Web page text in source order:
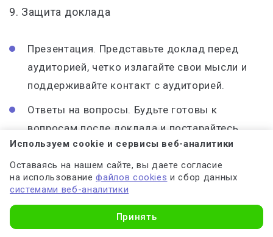
9. Защита доклада
Презентация. Представьте доклад перед
аудиторией, четко излагайте свои мысли и
поддерживайте контакт с аудиторией.
Ответы на вопросы. Будьте готовы к
вопросам после доклада и постарайтесь
аргументированно ответить на них, опираясь
на свой материал.
качественный доклад по социологии, который
Используем cookie и сервисы веб-аналитики
Оставаясь на нашем сайте, вы даете согласие
на использованиефайлов cookies и сбор данных
системами веб-аналитики
Принять